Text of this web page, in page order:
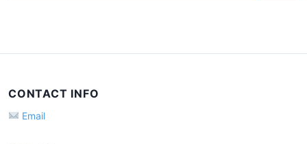
CONTACT INFO
Email